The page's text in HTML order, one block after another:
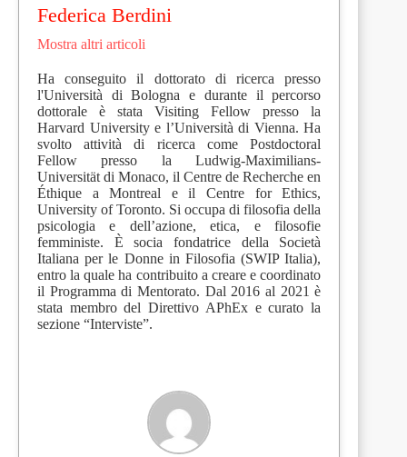
Federica Berdini
Mostra altri articoli
Ha conseguito il dottorato di ricerca presso
l'Università di Bologna e durante il percorso
dottorale è stata Visiting Fellow presso la
Harvard University e l’Università di Vienna. Ha
svolto attività di ricerca come Postdoctoral
Fellow presso la Ludwig-Maximilians-
Universität di Monaco, il Centre de Recherche en
Éthique a Montreal e il Centre for Ethics,
University of Toronto. Si occupa di filosofia della
psicologia e dell’azione, etica, e filosofie
femministe. È socia fondatrice della Società
Italiana per le Donne in Filosofia (SWIP Italia),
entro la quale ha contribuito a creare e coordinato
il Programma di Mentorato. Dal 2016 al 2021 è
stata membro del Direttivo APhEx e curato la
sezione “Interviste”.